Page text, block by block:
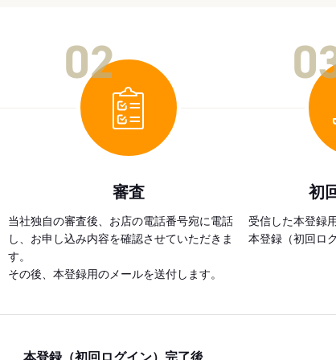
審査
当社独自の審査後、お店の電話番号宛に電話
し、お申し込み内容を確認させていただきま
す。
その後、本登録用のメールを送付します。
初
受信した本登録
本登録（初回ロ